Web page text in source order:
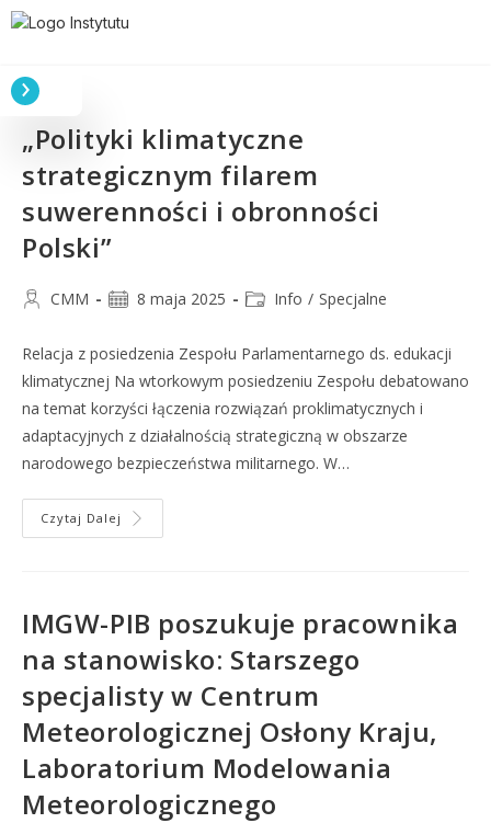
„Polityki klimatyczne
strategicznym filarem
suwerenności i obronności
Polski”
CMM 8 maja 2025 Info / Specjalne
Relacja z posiedzenia Zespołu Parlamentarnego ds. edukacji
klimatycznej Na wtorkowym posiedzeniu Zespołu debatowano
na temat korzyści łączenia rozwiązań proklimatycznych i
adaptacyjnych z działalnością strategiczną w obszarze
narodowego bezpieczeństwa militarnego. W…
Czytaj Dalej
IMGW-PIB poszukuje pracownika
na stanowisko: Starszego
specjalisty w Centrum
Meteorologicznej Osłony Kraju,
Laboratorium Modelowania
Meteorologicznego